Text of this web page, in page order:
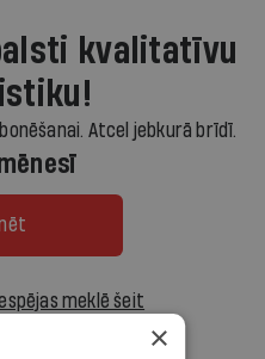
kvalitatīvu
Atcel jebkurā brīdī.
meklē šeit
×